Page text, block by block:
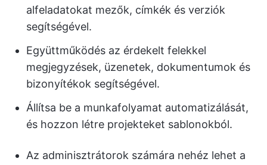
alfeladatokat mezők, címkék és verziók
segítségével.
Együttműködés az érdekelt felekkel
megjegyzések, üzenetek, dokumentumok és
bizonyítékok segítségével.
Állítsa be a munkafolyamat automatizálását,
és hozzon létre projekteket sablonokból.
Az adminisztrátorok számára nehéz lehet a